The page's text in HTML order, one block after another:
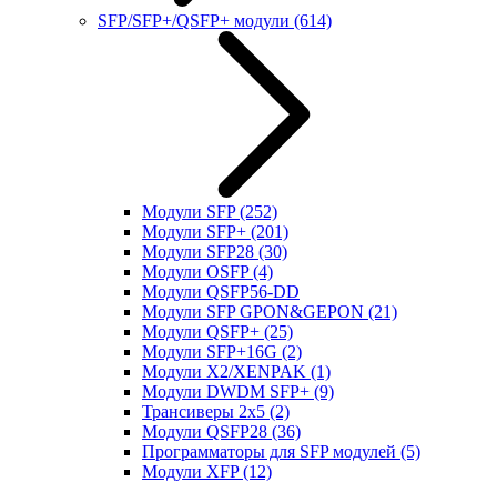
SFP/SFP+/QSFP+ модули (614)
Модули SFP(252)
Модули SFP+ (201)
Модули SFP28 (30)
Модули OSFP(4)
Модули QSFP56-DD
Модули SFP GPON&GEPON (21)
Модули QSFP+ (25)
Модули SFP+16G (2)
Модули X2/XENPAK (1)
Модули DWDM SFP+ (9)
Трансиверы 2x5 (2)
Модули QSFP28 (36)
Программаторы для SFP модулей (5)
Модули XFP(12)